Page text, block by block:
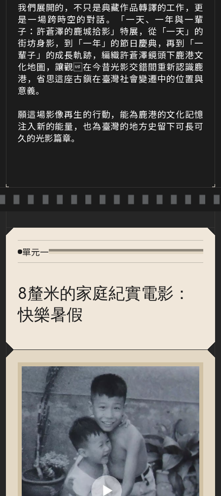
我們展開的，不只是典藏作品轉譯的工作，更
是一場跨時空的對話。「一天、一年與一輩
子：許蒼澤的鹿城拾影」特展，從「一天」的
街坊身影，到「一年」的節日慶典，再到「一
輩子」的成長軌跡，編織許蒼澤鏡頭下鹿港文
化地圖，讓觀在今昔光影交錯間重新認識鹿
港，省思這座古鎭在臺灣社會變遷中的位置與
意義。
願這場影像再生的行動，能為鹿港的文化記憶
注入新的能量，也為臺灣的地方史留下可長可
久的光影篇章。
單元一
8釐米的家庭紀實電影：
快樂暑假